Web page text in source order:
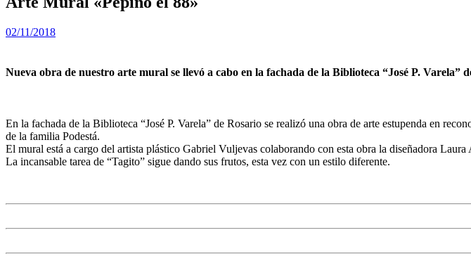
02/11/2018
Nueva obra de nuestro arte mural se llevó a cabo en la fachada de la Biblioteca “José P. Varela”
En la fachada de la Biblioteca “José P. Varela” de Rosario se realizó una obra de arte estupenda en
de la familia Podestá.
El mural está a cargo del artista plástico Gabriel Vuljevas colaborando con esta obra la diseñadora
La incansable tarea de “Tagito” sigue dando sus frutos, esta vez con un estilo diferente.